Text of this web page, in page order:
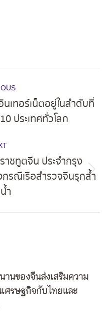
เทอร์เน็ตอยู่ในลำดับที่
ประเทศทั่วโลก
าชทูตจีน ประจำกรุง
รณีเรือสำรวจจีนรุกล้ำ
ำ
นของจีนส่งเสริมความ
ศรษฐกิจกับไทยและ